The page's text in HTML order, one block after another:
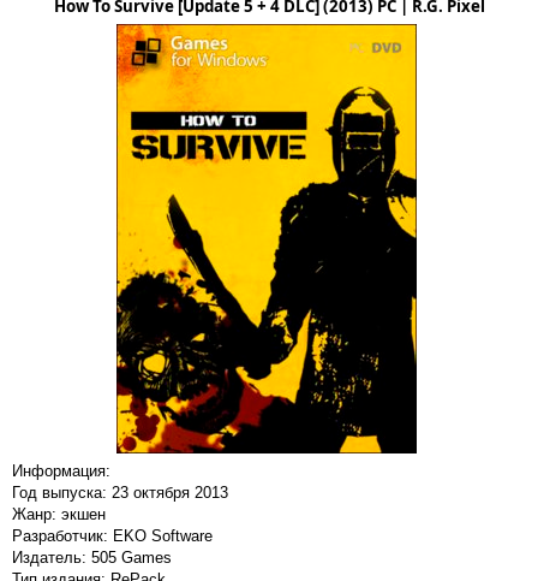
How To Survive [Update 5 + 4 DLC] (2013) PC | R.G. Pixel
Информация:
Год выпуска: 23 октября 2013
Жанр: экшен
Разработчик: EKO Software
Издатель: 505 Games